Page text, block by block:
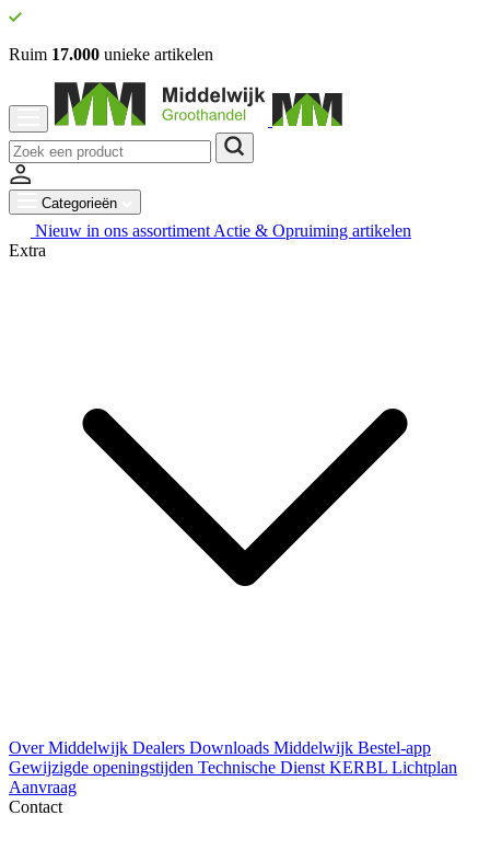
Ruim 17.000 unieke artikelen
Categorieën
Nieuw in ons assortiment Actie & Opruiming artikelen
Extra
Over Middelwijk Dealers Downloads Middelwijk Bestel-app
Gewijzigde openingstijden Technische Dienst KERBL Lichtplan
Aanvraag
Contact